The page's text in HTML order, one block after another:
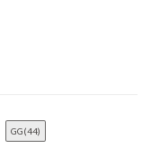
GG(44)